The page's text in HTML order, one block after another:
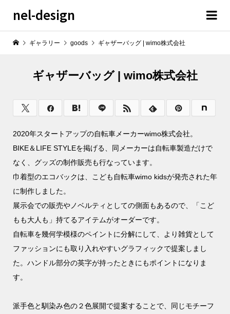
nel-design
ギャラリー goods ギャザーバッグ | wimo株式会社
ギャザーバッグ | wimo株式会社
2020年スタートアップの自転車メーカーwimo株式会社。
BIKE＆LIFE STYLEを掲げる、同メーカーは自転車製造だけで
なく、グッズの制作販売も行なっています。
巾着型のエコバックは、こども自転車wimo kidsが発売された年
に制作しました。
展示会での販売やノベルティとしての側面もあるので、「こど
もも大人も」持てるアイテムがオーダーです。
自転車を幾何学模様のペイントに分解にして、より雑貨として
ファッションにも取り入れやすいグラフィックで提案しまし
た。ハンドル部分の英字が持ったときにもポイントになりま
す。
派手色と馴染み色の２色展開で提案することで、同じモチーフ